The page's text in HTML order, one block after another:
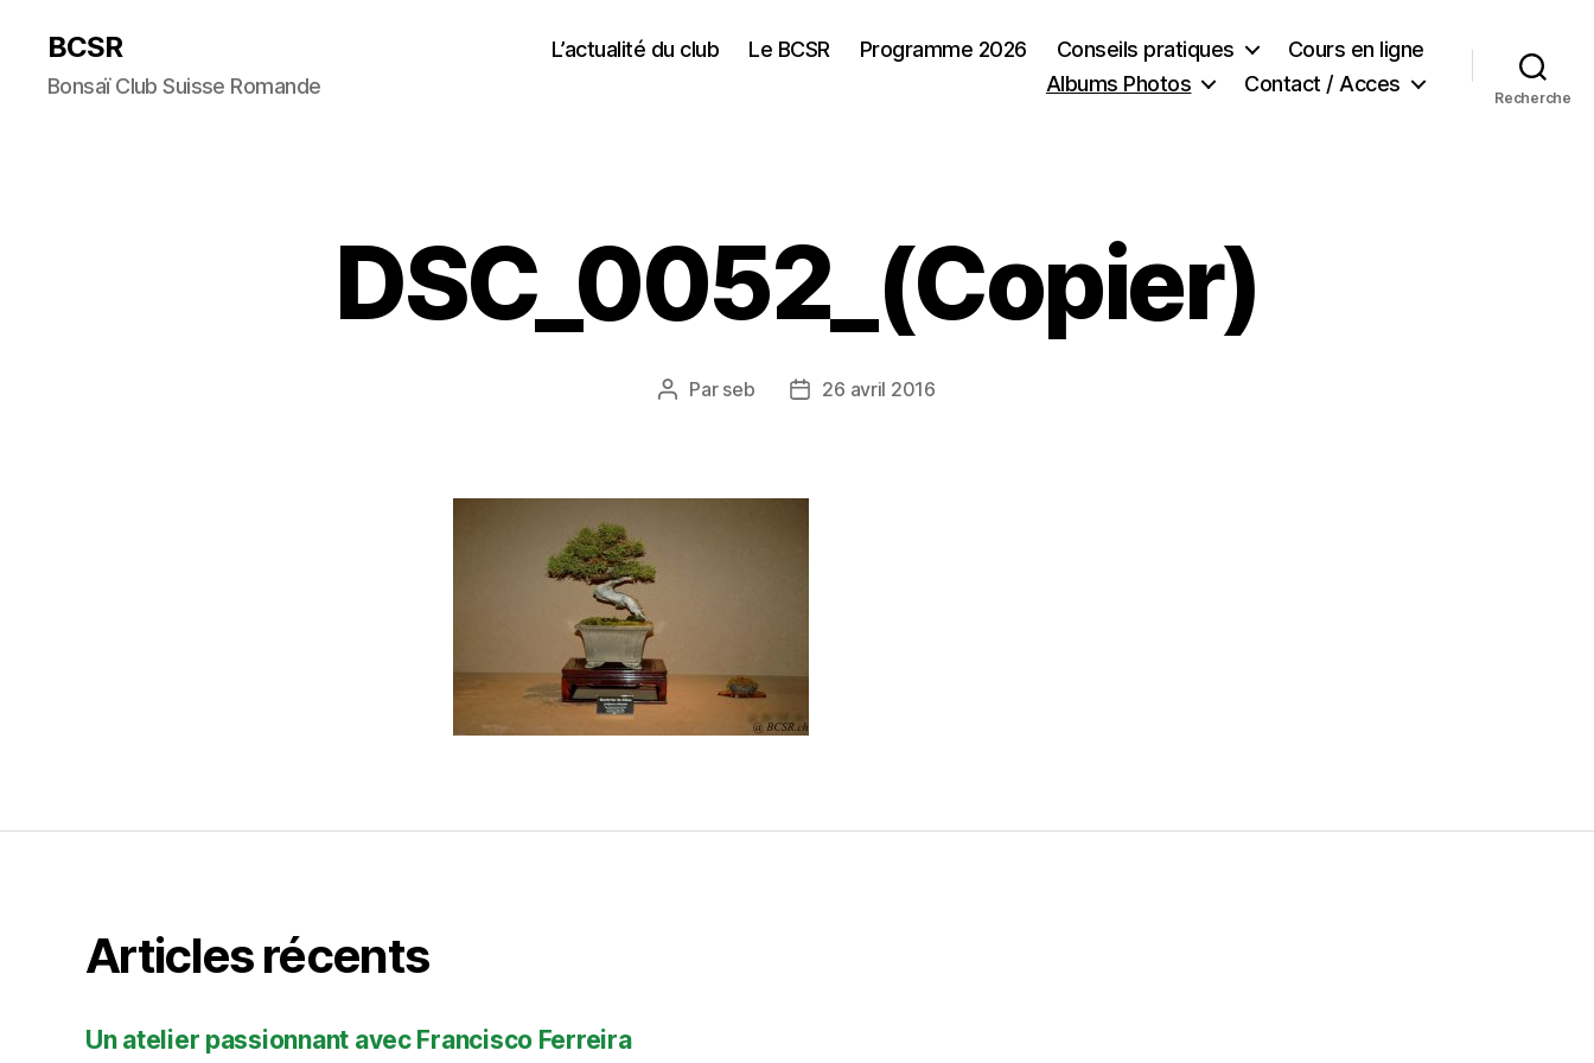
BCSR
Bonsaï Club Suisse Romande
L’actualité du club Le BCSR Programme 2026 Conseils pratiques
Cours en ligne
Albums Photos
Contact / Acces
Recherche
DSC_0052_(Copier)
Auteur
Par seb
Date26 avril 2016
Articles récents
Un atelier passionnant avec Francisco Ferreira